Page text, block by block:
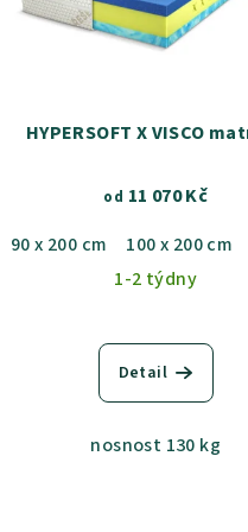
140 x 200 cm
180 x 200
HYPERSOFT X VISCO
od 11 070 Kč
90 x 200 cm
100 x 200 cm
1-2 týdny
Detail
nosnost 130 kg